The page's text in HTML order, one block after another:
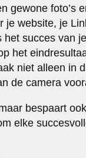
gewone foto’s
je website, je
succes van
het
niet alleen in
de camera
bespaart
elke